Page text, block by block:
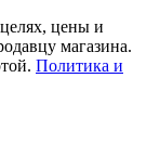
цены и
магазина.
Политика и